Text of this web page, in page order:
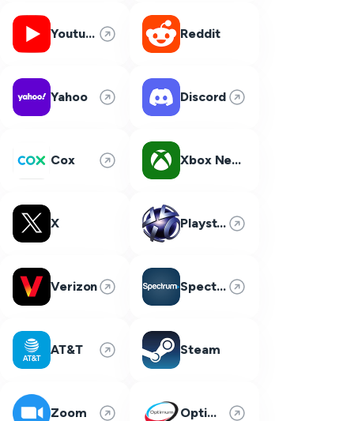
Youtube Reddit
Yahoo Discord
Cox Xbox Network
X Playstation Network
Verizon Spectrum
AT&T Steam
Zoom Optimum